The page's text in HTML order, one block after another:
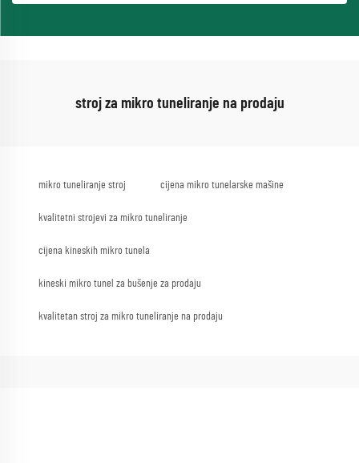
stroj za mikro tuneliranje na prodaju
mikro tuneliranje stroj cijena mikro tunelarske mašine
kvalitetni strojevi za mikro tuneliranje
cijena kineskih mikro tunela
kineski mikro tunel za bušenje za prodaju
kvalitetan stroj za mikro tuneliranje na prodaju